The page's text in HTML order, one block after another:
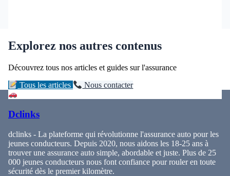
Explorez nos autres contenus
Découvrez tous nos articles et guides sur l'assurance
Tous les articles Nous contacter
Dclinks
dclinks - La plateforme qui révolutionne l'assurance auto pour les
jeunes conducteurs. Depuis 2020, nous aidons les 18-25 ans à
trouver une assurance auto simple, abordable et juste. Plus de 25
000 jeunes conducteurs nous font confiance pour rouler en toute
sécurité dès le premier kilomètre.